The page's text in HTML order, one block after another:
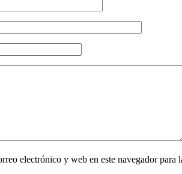
electrónico y web en este navegador para